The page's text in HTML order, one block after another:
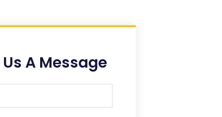
A Message